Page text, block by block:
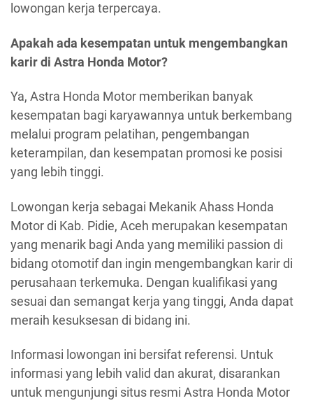
lowongan kerja terpercaya.
Apakah ada kesempatan untuk mengembangkan
karir di Astra Honda Motor?
Ya, Astra Honda Motor memberikan banyak
kesempatan bagi karyawannya untuk berkembang
melalui program pelatihan, pengembangan
keterampilan, dan kesempatan promosi ke posisi
yang lebih tinggi.
Lowongan kerja sebagai Mekanik Ahass Honda
Motor di Kab. Pidie, Aceh merupakan kesempatan
yang menarik bagi Anda yang memiliki passion di
bidang otomotif dan ingin mengembangkan karir di
perusahaan terkemuka. Dengan kualifikasi yang
sesuai dan semangat kerja yang tinggi, Anda dapat
meraih kesuksesan di bidang ini.
Informasi lowongan ini bersifat referensi. Untuk
informasi yang lebih valid dan akurat, disarankan
untuk mengunjungi situs resmi Astra Honda Motor